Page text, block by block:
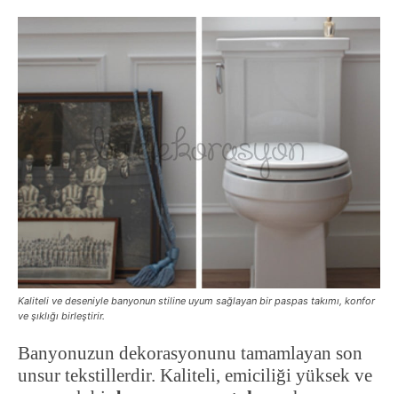
Kaliteli ve deseniyle banyonun stiline uyum sağlayan bir paspas takımı, konfor
ve şıklığı birleştirir.
Banyonuzun dekorasyonunu tamamlayan son
unsur tekstillerdir. Kaliteli, emiciliği yüksek ve